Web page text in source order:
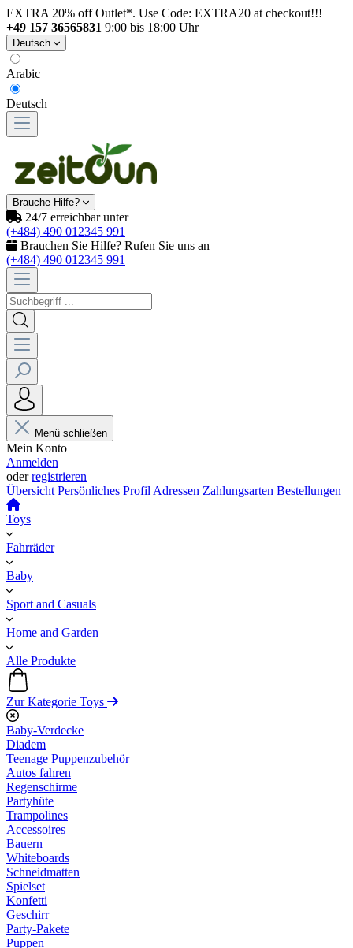
EXTRA 20% off Outlet*. Use Code: EXTRA20 at checkout!!!
+49 157 36565831 9:00 bis 18:00 Uhr
Deutsch
Arabic
Deutsch
Brauche Hilfe?
24/7 erreichbar unter
(+484) 490 012345 991
Brauchen Sie Hilfe? Rufen Sie uns an
(+484) 490 012345 991
Menü schließen
Mein Konto
Anmelden
oderregistrieren
Übersicht Persönliches Profil Adressen Zahlungsarten Bestellungen
Toys
Fahrräder
Baby
Sport and Casuals
Home and Garden
Alle Produkte
Zur Kategorie Toys
Baby-Verdecke
Diadem
Teenage Puppenzubehör
Autos fahren
Regenschirme
Partyhüte
Trampolines
Accessoires
Bauern
Whiteboards
Schneidmatten
Spielset
Konfetti
Geschirr
Party-Pakete
Puppen